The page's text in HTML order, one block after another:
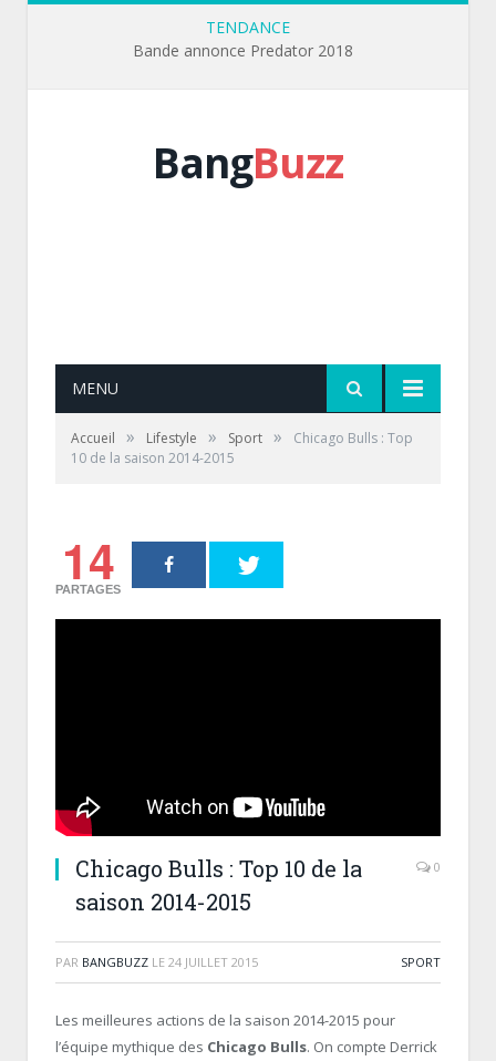
TENDANCE
Bande annonce Predator 2018
BangBuzz
MENU
Accueil » Lifestyle » Sport »
Chicago Bulls : Top
10 de la saison 2014-2015
14
PARTAGES
Chicago Bulls : Top 10 de la
saison 2014-2015
0
PAR BANGBUZZ LE 24 JUILLET 2015 SPORT
Les meilleures actions de la saison 2014-2015 pour
l’équipe mythique des Chicago Bulls. On compte Derrick